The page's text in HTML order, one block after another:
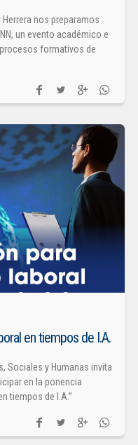
nos preparamos
un evento académico e
formativos de
en tiempos de I.A.
Sociales y Humanas invita
en la ponencia
tiempos de I.A.”